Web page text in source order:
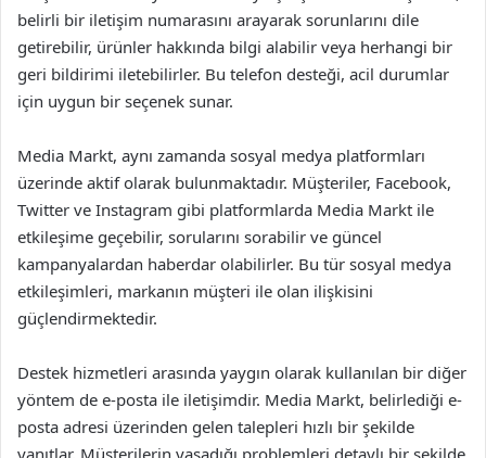
belirli bir iletişim numarasını arayarak sorunlarını dile
getirebilir, ürünler hakkında bilgi alabilir veya herhangi bir
geri bildirimi iletebilirler. Bu telefon desteği, acil durumlar
için uygun bir seçenek sunar.
Media Markt, aynı zamanda sosyal medya platformları
üzerinde aktif olarak bulunmaktadır. Müşteriler, Facebook,
Twitter ve Instagram gibi platformlarda Media Markt ile
etkileşime geçebilir, sorularını sorabilir ve güncel
kampanyalardan haberdar olabilirler. Bu tür sosyal medya
etkileşimleri, markanın müşteri ile olan ilişkisini
güçlendirmektedir.
Destek hizmetleri arasında yaygın olarak kullanılan bir diğer
yöntem de e-posta ile iletişimdir. Media Markt, belirlediği e-
posta adresi üzerinden gelen talepleri hızlı bir şekilde
yanıtlar. Müşterilerin yaşadığı problemleri detaylı bir şekilde